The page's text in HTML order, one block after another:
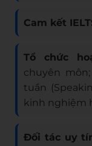
Cam kết
Tổ chức
chuyên
tuần
kinh nghiệm
Đối tác uy